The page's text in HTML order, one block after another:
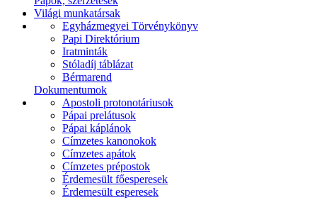
Világi munkatársak
Egyházmegyei Törvénykönyv
Papi Direktórium
Iratminták
Stóladíj táblázat
Bérmarend
Dokumentumok
Apostoli protonotáriusok
Pápai prelátusok
Pápai káplánok
Címzetes kanonokok
Címzetes apátok
Címzetes prépostok
Érdemesült főesperesek
Érdemesült esperesek